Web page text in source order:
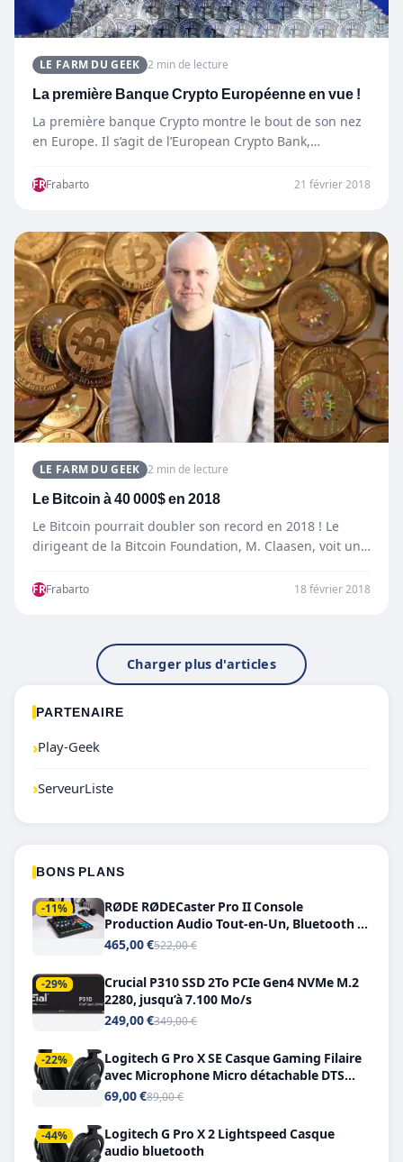
LE FARM DU GEEK 2 min de lecture
La première Banque Crypto Européenne en vue !
La première banque Crypto montre le bout de son nez
en Europe. Il s’agit de l’European Crypto Bank,…
FRFrabarto 21 février 2018
LE FARM DU GEEK 2 min de lecture
Le Bitcoin à 40 000$ en 2018
Le Bitcoin pourrait doubler son record en 2018 ! Le
dirigeant de la Bitcoin Foundation, M. Claasen, voit un…
FRFrabarto 18 février 2018
Charger plus d'articles
PARTENAIRE
›Play-Geek
›ServeurListe
BONS PLANS
-11%
RØDE RØDECaster Pro II Console
Production Audio Tout-en-Un, Bluetooth et
Double USB-C
465,00 €522,00 €
-29%
Crucial P310 SSD 2To PCIe Gen4 NVMe M.2
2280, jusqu’à 7.100 Mo/s
249,00 €349,00 €
-22%
Logitech G Pro X SE Casque Gaming Filaire
avec Microphone Micro détachable DTS
Headphone X 7.1
69,00 €89,00 €
-44%
Logitech G Pro X 2 Lightspeed Casque
audio bluetooth